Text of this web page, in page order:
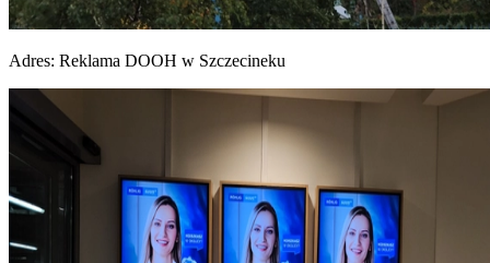
Adres: Reklama DOOH w Szczecineku